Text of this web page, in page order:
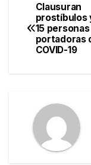
de
Clausuran
prostíbulos
15 personas
portadoras
COVID-19